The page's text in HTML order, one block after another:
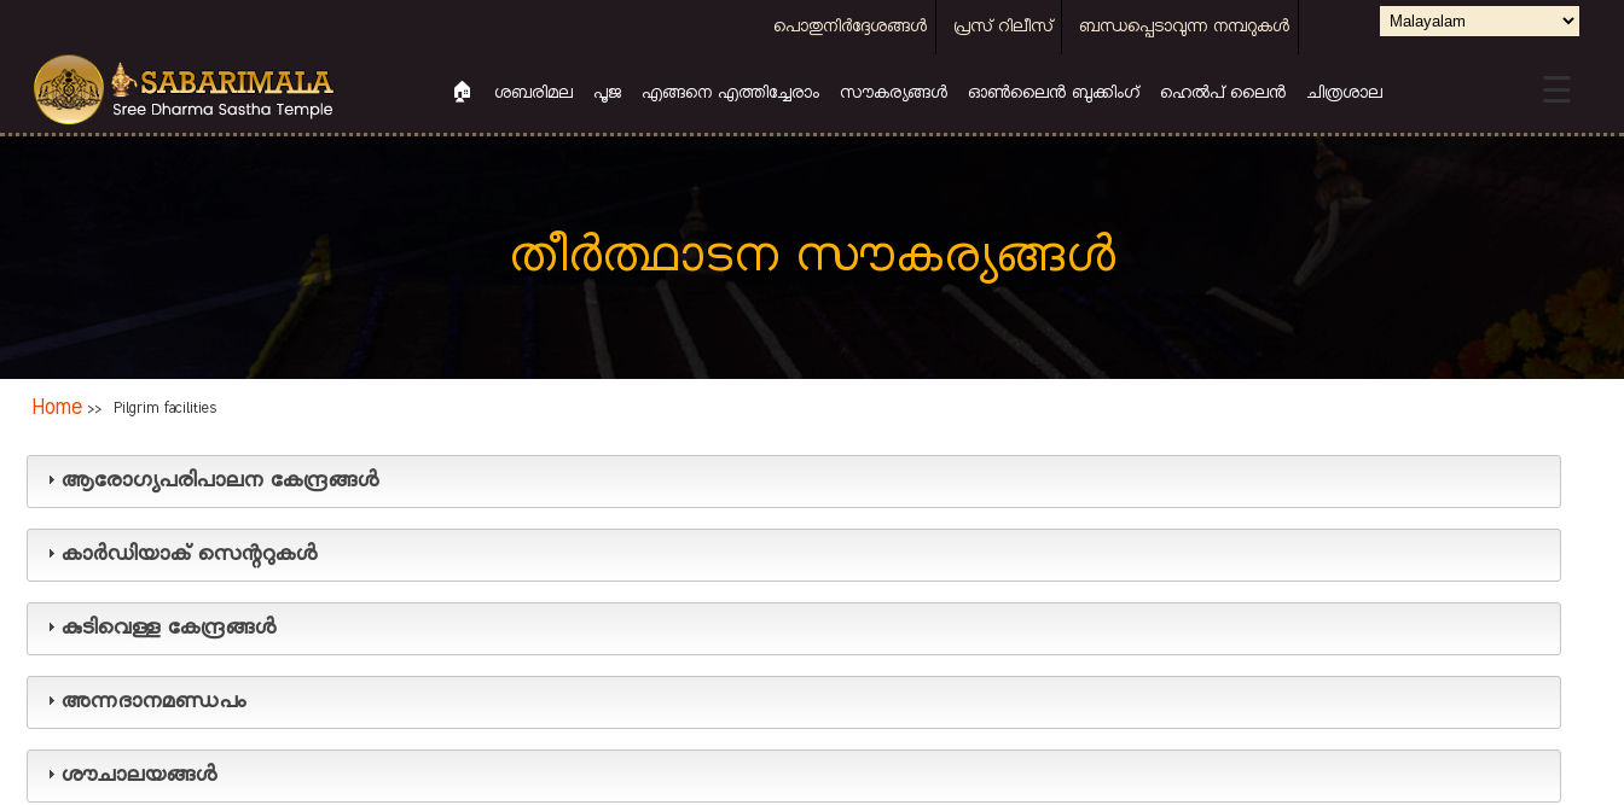
main
content
menu
പൊതുനിര്‍ദ്ദേശങ്ങള്‍ പ്രസ് റിലീസ് ബന്ധപ്പെടാവുന്ന നമ്പറുകള്‍
Select
language
🏠 ശബരിമല പൂജ എങ്ങനെ എത്തിച്ചേരാം സൗകര്യങ്ങള്‍ ഓൺലൈൻ ബുക്കിംഗ് ഹെല്‍പ് ലൈന്‍ ചിത്രശാല ☰
Main
navigation
🏠
ശബരിമല
തീര്‍ത്ഥാടന സൗകര്യങ്ങള്‍
Breadcrumb
Home >> Pilgrim facilities
ആരോഗ്യപരിപാലന കേന്ദ്രങ്ങള്‍
കാര്‍ഡിയാക് സെന്ററുകള്‍
കുടിവെള്ള കേന്ദ്രങ്ങള്‍
അന്നദാനമണ്ഡപം
ശൗചാലയങ്ങള്‍